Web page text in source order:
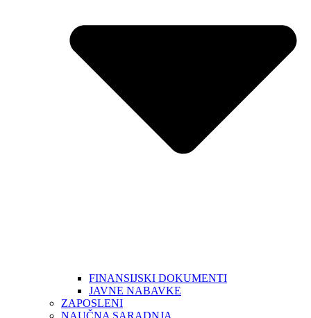
FINANSIJSKI DOKUMENTI
JAVNE NABAVKE
ZAPOSLENI
NAUČNA SARADNJA